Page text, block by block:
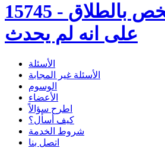
15745 - بالطلاق
على انه لم يحدث
الأسئلة
الأسئلة غير المجابة
الوسوم
الأعضاء
اطرح سؤالاً
كيف أسأل؟
شروط الخدمة
اتصل بنا